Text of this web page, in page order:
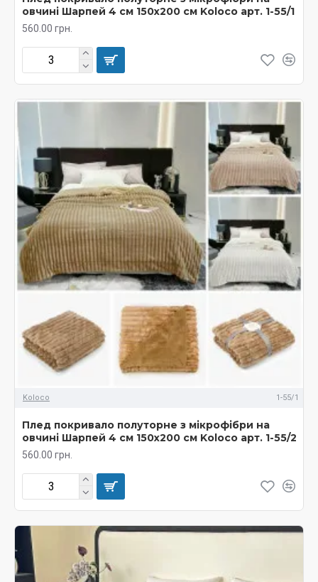
овчині Шарпей 4 см 150х200 см Koloco арт. 1-55/1
560.00 грн.
Koloco 1-55/1
Плед покривало полуторне з мікрофібри на
овчині Шарпей 4 см 150х200 см Koloco арт. 1-55/2
560.00 грн.